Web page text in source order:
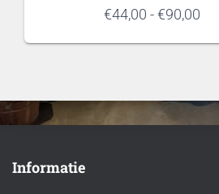
€44,00 -€90,00
tot
Informatie